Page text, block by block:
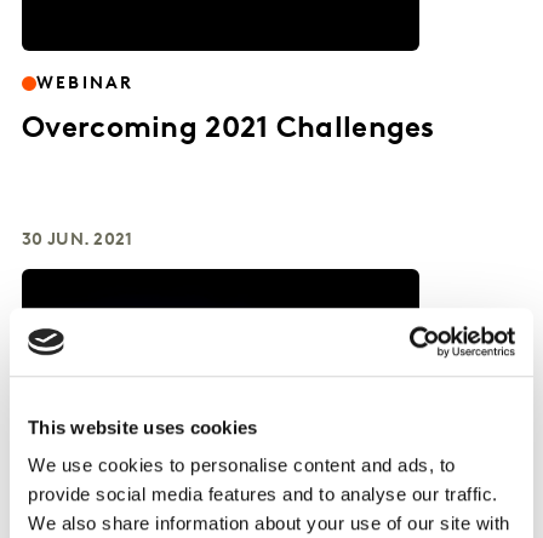
This website uses cookies
We use cookies to personalise content and ads, to
provide social media features and to analyse our traffic.
We also share information about your use of our site with
WEBINAR
Overcoming 2021 Challenges
30 JUN. 2021